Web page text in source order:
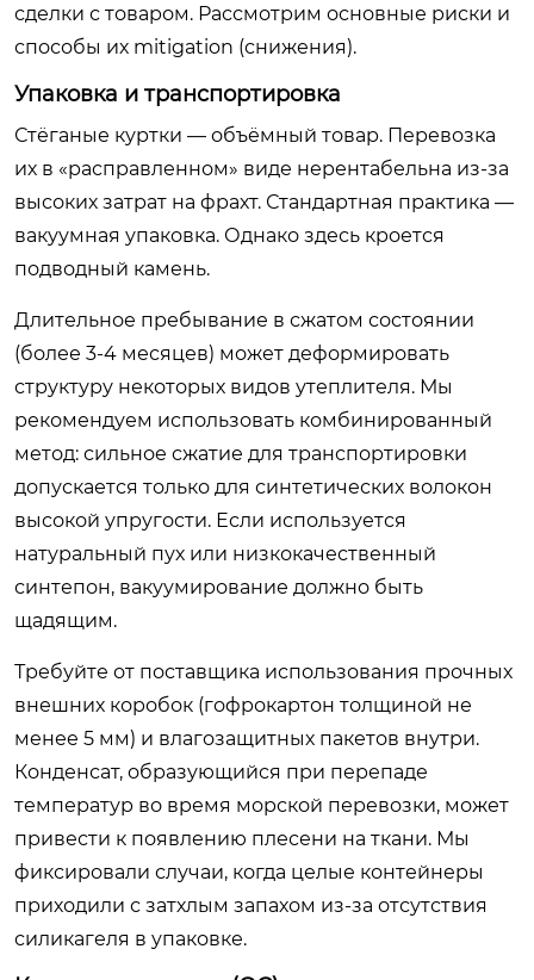
сделки с товаром. Рассмотрим основные риски и
способы их mitigation (снижения).
Упаковка и транспортировка
Стёганые куртки — объёмный товар. Перевозка
их в «расправленном» виде нерентабельна из-за
высоких затрат на фрахт. Стандартная практика —
вакуумная упаковка. Однако здесь кроется
подводный камень.
Длительное пребывание в сжатом состоянии
(более 3-4 месяцев) может деформировать
структуру некоторых видов утеплителя. Мы
рекомендуем использовать комбинированный
метод: сильное сжатие для транспортировки
допускается только для синтетических волокон
высокой упругости. Если используется
натуральный пух или низкокачественный
синтепон, вакуумирование должно быть
щадящим.
Требуйте от поставщика использования прочных
внешних коробок (гофрокартон толщиной не
менее 5 мм) и влагозащитных пакетов внутри.
Конденсат, образующийся при перепаде
температур во время морской перевозки, может
привести к появлению плесени на ткани. Мы
фиксировали случаи, когда целые контейнеры
приходили с затхлым запахом из-за отсутствия
силикагеля в упаковке.